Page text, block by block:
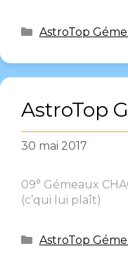
AstroTop
AstroTop
30 mai 2017
09° Gémeaux
(c’qui lui plaît)
AstroTop